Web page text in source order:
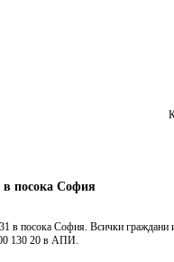
Купи е-
в посока София
София. Всички граждани
130 20 в АПИ.